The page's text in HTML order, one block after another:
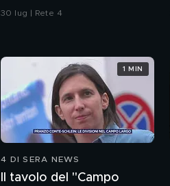
30 lug | Rete 4
4 DI SERA NEWS
Il tavolo del "Campo
1 MIN